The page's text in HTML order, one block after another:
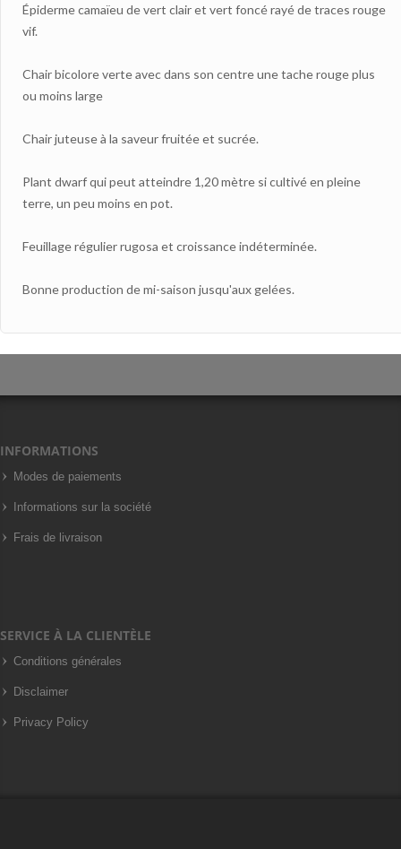
Épiderme camaïeu de vert clair et vert foncé rayé de traces rouge
vif.
Chair bicolore verte avec dans son centre une tache rouge plus
ou moins large
Chair juteuse à la saveur fruitée et sucrée.
Plant dwarf qui peut atteindre 1,20 mètre si cultivé en pleine
terre, un peu moins en pot.
Feuillage régulier rugosa et croissance indéterminée.
Bonne production de mi-saison jusqu'aux gelées.
INFORMATIONS
Modes de paiements
Informations sur la société
Frais de livraison
SERVICE À LA CLIENTÈLE
Conditions générales
Disclaimer
Privacy Policy